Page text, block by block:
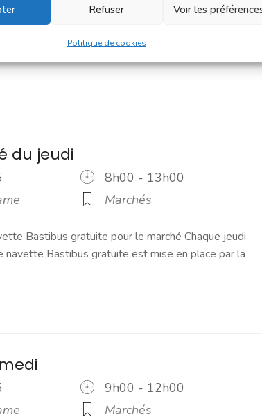
Refuser Voir les
Politique de cookies
est un moment de convivialité prisé des
marché où l'on trouve l'essentiel pour le petit
du jeudi
8h00 - 13h00
Marchés
Bastibus gratuite pour le marché Chaque jeudi
navette Bastibus gratuite est mise en place par la
9h00 - 12h00
Marchés